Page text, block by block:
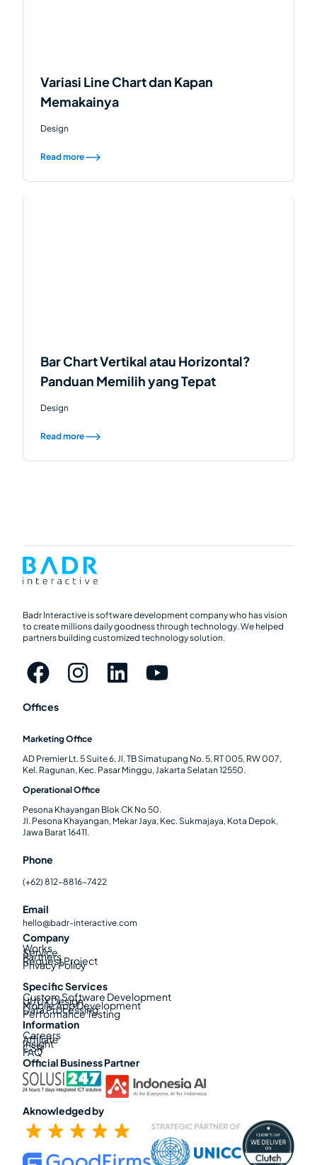
Variasi Line Chart dan Kapan
Memakainya
Design
Read more
Bar Chart Vertikal atau Horizontal?
Panduan Memilih yang Tepat
Design
Read more
Badr Interactive is software development company who has vision
to create millions daily goodness through technology. We helped
partners building customized technology solution.
Offices
Marketing Office
AD Premier Lt. 5 Suite 6, Jl. TB Simatupang No. 5, RT 005, RW 007,
Kel. Ragunan, Kec. Pasar Minggu, Jakarta Selatan 12550.
Operational Office
Pesona Khayangan Blok CK No 50.
Jl. Pesona Khayangan, Mekar Jaya, Kec. Sukmajaya, Kota Depok,
Jawa Barat 16411.
Phone
(+62) 812-8816-7422
Email
hello@badr-interactive.com
Company
Works
Service
Partners
Request Project
Privacy Policy
Specific Services
Custom Software Development
UI/UX Design
Mobile App Development
Data Processing
Performance Testing
Information
Careers
Affiliate
Insight
CSR
FAQ
Official Business Partner
Aknowledged by